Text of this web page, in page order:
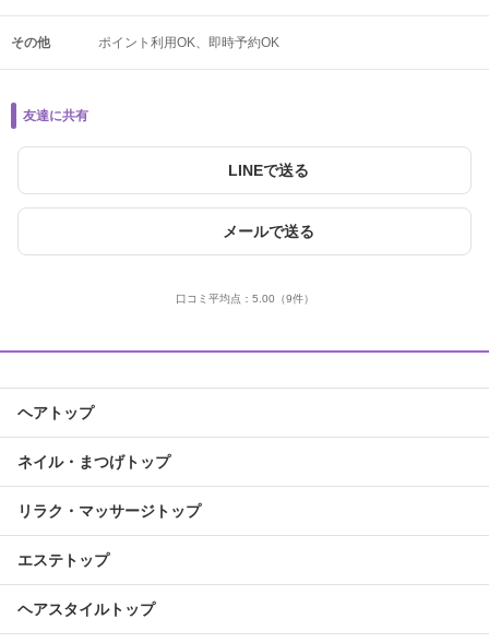
その他 ポイント利用OK 即時予約OK
友達に共有
LINEで送る
メールで送る
口コミ平均点： 5.00 （9件）
ヘアトップ
ネイル・まつげトップ
リラク・マッサージトップ
エステトップ
ヘアスタイルトップ